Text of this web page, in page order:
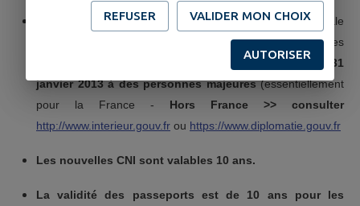
llongement de 5 ans de validitédes Cartes Nationale
d'Identité concerne les cartes d'identité sécurisées
délivrées entre le 2 janvier 2004 et le 31
janvier 2013 à des personnes majeures(essentiellement
pour la France - Hors France >> consulter
http://www.interieur.gouv.fr ou https://www.diplomatie.gouv.fr
Les nouvelles CNI sont valables 10 ans.
La validité des passeports est de 10 ans pour les
REFUSER VALIDER MON CHOIX
AUTORISER